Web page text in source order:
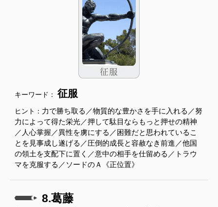
キーワード： 征服
ヒント： 力で勝ち取る／物質的な豊かさを手に入れる／努
力によって得た栄光／押して駄目ならもっと押せの精神
／人心掌握／異性を虜にする／困難だと思われているこ
とを見事成し遂げる／圧倒的成長と容赦なき前進／他国
の領土を支配下に置く／意中の相手を仕留める／トラウ
マを克服する／ソードのＡ《正位置》
8.葛藤